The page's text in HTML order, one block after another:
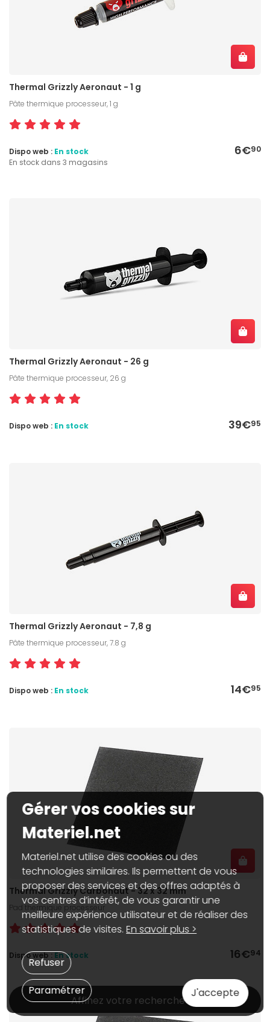
Thermal Grizzly Aeronaut - 1 g
Pâte thermique processeur, 1 g
6€90
Dispo web : En stock
En stock dans 3 magasins
Thermal Grizzly Aeronaut - 26 g
Pâte thermique processeur, 26 g
39€95
Dispo web : En stock
Thermal Grizzly Aeronaut - 7,8 g
Pâte thermique processeur, 7.8 g
14€95
Dispo web : En stock
Thermal Grizzly Carbonaut - 32 x 32 mm
Pad thermique processeur
16€94
Dispo web :En stock
Affinez votre recherche
Gérer vos cookies sur
Materiel.net
Materiel.net utilise des cookies ou des
technologies similaires. Ils permettent de vous
proposer des services et des offres adaptés à
vos centres d’intérêt, de vous garantir une
meilleure expérience utilisateur et de réaliser des
statistiques de visites.En savoir plus >
J'accepte
Paramétrer
Refuser